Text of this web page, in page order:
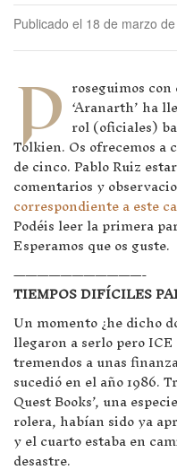
Publicado el 18 de marzo
P roseguimos
‘Aranarth’ ha
rol (oficiales)
Tolkien. Os ofrecemos
de cinco. Pablo Ruiz
comentarios y
correspondiente a este
Podéis leer la primera
Esperamos que os guste.
———————————-
TIEMPOS DIFÍCILES
Un momento ¿he dicho
llegaron a serlo pero
tremendos a unas
sucedió en el año 1986.
Quest Books’, una
rolera, habían sido ya
y el cuarto estaba en
desastre.